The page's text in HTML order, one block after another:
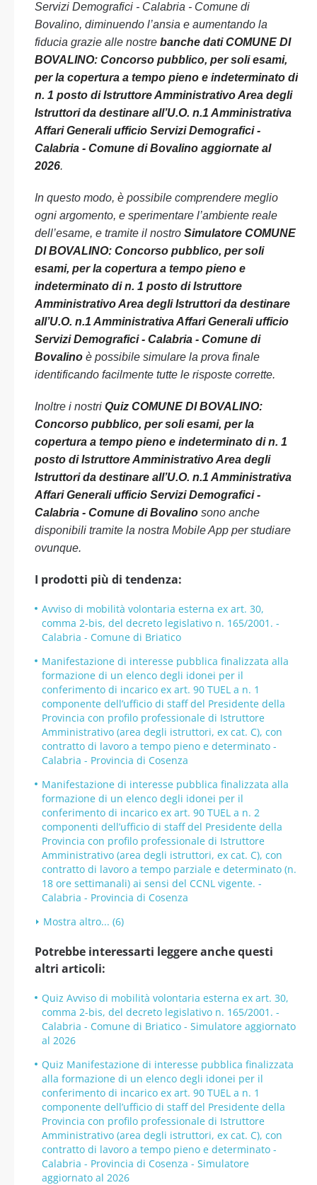
Servizi Demografici - Calabria - Comune di
Bovalino, diminuendo l’ansia e aumentando la
fiducia grazie alle nostre banche dati COMUNE DI
BOVALINO: Concorso pubblico, per soli esami,
per la copertura a tempo pieno e indeterminato di
n. 1 posto di Istruttore Amministrativo Area degli
Istruttori da destinare all’U.O. n.1 Amministrativa
Affari Generali ufficio Servizi Demografici -
Calabria - Comune di Bovalino aggiornate al
2026.
In questo modo, è possibile comprendere meglio
ogni argomento, e sperimentare l’ambiente reale
dell’esame, e tramite il nostro Simulatore COMUNE
DI BOVALINO: Concorso pubblico, per soli
esami, per la copertura a tempo pieno e
indeterminato di n. 1 posto di Istruttore
Amministrativo Area degli Istruttori da destinare
all’U.O. n.1 Amministrativa Affari Generali ufficio
Servizi Demografici - Calabria - Comune di
Bovalino è possibile simulare la prova finale
identificando facilmente tutte le risposte corrette.
Inoltre i nostri Quiz COMUNE DI BOVALINO:
Concorso pubblico, per soli esami, per la
copertura a tempo pieno e indeterminato di n. 1
posto di Istruttore Amministrativo Area degli
Istruttori da destinare all’U.O. n.1 Amministrativa
Affari Generali ufficio Servizi Demografici -
Calabria - Comune di Bovalino sono anche
disponibili tramite la nostra Mobile App per studiare
ovunque.
I prodotti più di tendenza:
Avviso di mobilità volontaria esterna ex art. 30,
comma 2-bis, del decreto legislativo n. 165/2001. -
Calabria - Comune di Briatico
Manifestazione di interesse pubblica finalizzata alla
formazione di un elenco degli idonei per il
conferimento di incarico ex art. 90 TUEL a n. 1
componente dell’ufficio di staff del Presidente della
Provincia con profilo professionale di Istruttore
Amministrativo (area degli istruttori, ex cat. C), con
contratto di lavoro a tempo pieno e determinato -
Calabria - Provincia di Cosenza
Manifestazione di interesse pubblica finalizzata alla
formazione di un elenco degli idonei per il
conferimento di incarico ex art. 90 TUEL a n. 2
componenti dell’ufficio di staff del Presidente della
Provincia con profilo professionale di Istruttore
Amministrativo (area degli istruttori, ex cat. C), con
contratto di lavoro a tempo parziale e determinato (n.
18 ore settimanali) ai sensi del CCNL vigente. -
Calabria - Provincia di Cosenza
Mostra altro... (6)
Potrebbe interessarti leggere anche questi
altri articoli:
Quiz Avviso di mobilità volontaria esterna ex art. 30,
comma 2-bis, del decreto legislativo n. 165/2001. -
Calabria - Comune di Briatico - Simulatore aggiornato
al 2026
Quiz Manifestazione di interesse pubblica finalizzata
alla formazione di un elenco degli idonei per il
conferimento di incarico ex art. 90 TUEL a n. 1
componente dell’ufficio di staff del Presidente della
Provincia con profilo professionale di Istruttore
Amministrativo (area degli istruttori, ex cat. C), con
contratto di lavoro a tempo pieno e determinato -
Calabria - Provincia di Cosenza - Simulatore
aggiornato al 2026